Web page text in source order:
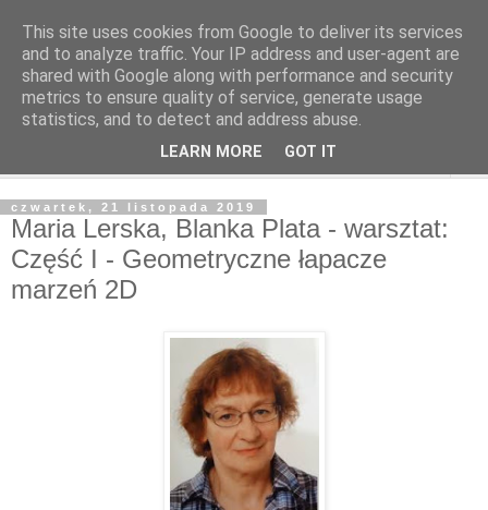
czwartek, 21 listopada 2019
Maria Lerska, Blanka Plata - warsztat:
Część I - Geometryczne łapacze
marzeń 2D
This site uses cookies from Google to deliver its services
and to analyze traffic. Your IP address and user-agent are
shared with Google along with performance and security
metrics to ensure quality of service, generate usage
statistics, and to detect and address abuse.
LEARN MORE GOT IT